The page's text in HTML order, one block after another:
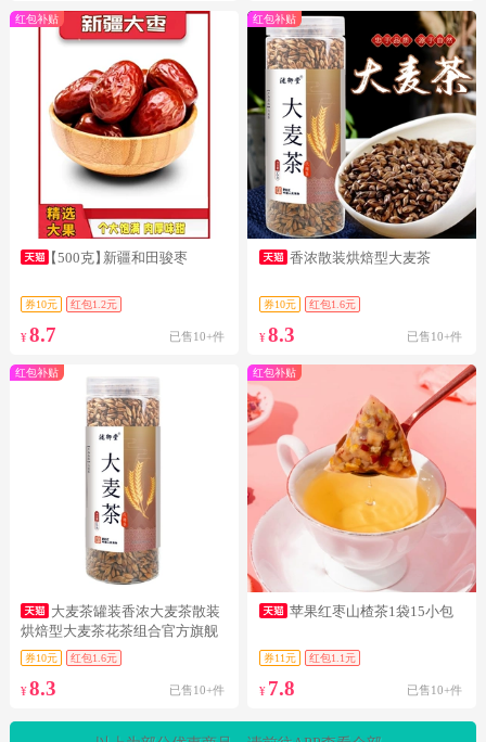
红包补贴
【500克】新疆和田骏枣
券10元 红包1.2元
¥ 8.7 已售10+件
红包补贴
香浓散装烘焙型大麦茶
券10元 红包1.6元
¥8.3 已售10+件
红包补贴
大麦茶罐装香浓大麦茶散装
烘焙型大麦茶花茶组合官方旗舰
店ggg
券10元 红包1.6元
¥ 8.3 已售10+件
红包补贴
苹果红枣山楂茶1袋15小包
券11元 红包1.1元
¥ 7.8 已售10+件